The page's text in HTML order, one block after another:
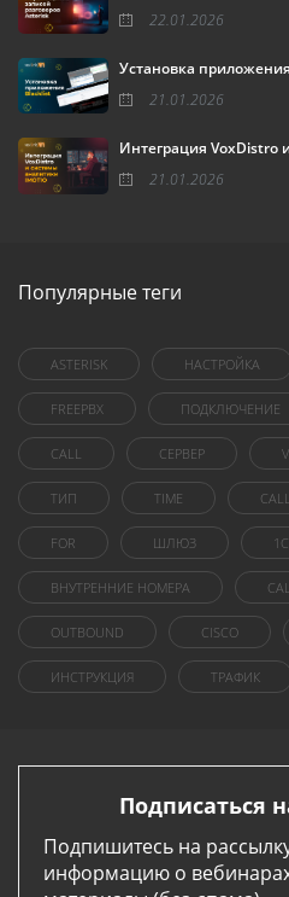
22.01.2026
Установка
21.01.2026
Интеграция VoxDistro
21.01.2026
Популярные теги
ASTERISK НАСТРОЙКА
FREEPBX ПОДКЛЮЧЕНИЕ
CALL СЕРВЕР
ТИП TIME
FOR ШЛЮЗ 1C
ВНУТРЕННИЕ НОМЕРА
OUTBOUND CISCO
ИНСТРУКЦИЯ ТРАФИК
Подписаться
Подпишитесь на
информацию о